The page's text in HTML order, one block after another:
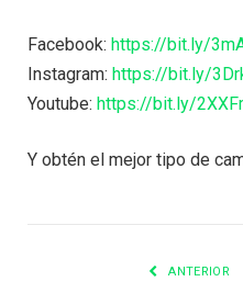
Facebook: https://bit.ly/
Instagram: https://bit.ly/
Youtube: https://bit.ly/
Y obtén el mejor tipo de
ANTERIOR